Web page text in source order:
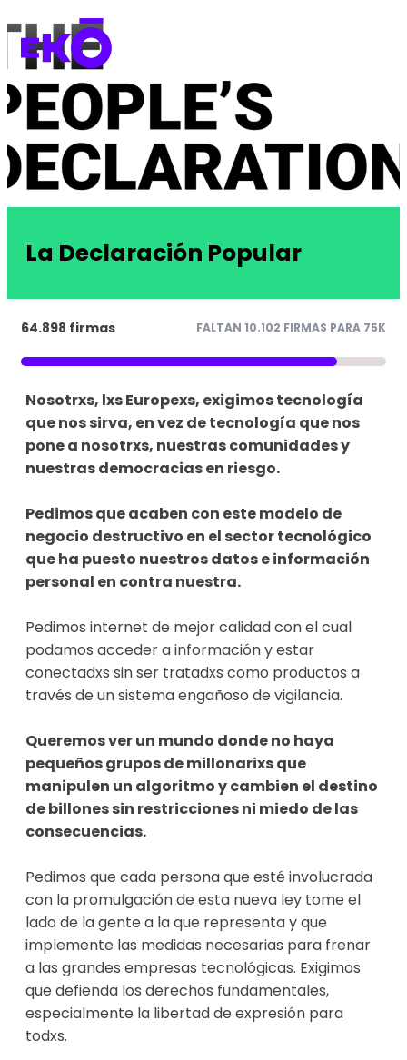
La Declaración Popular
64.898 firmas FALTAN 10.102 FIRMAS PARA 75K
Nosotrxs, lxs Europexs, exigimos tecnología
que nos sirva, en vez de tecnología que nos
pone a nosotrxs, nuestras comunidades y
nuestras democracias en riesgo.
Pedimos que acaben con este modelo de
negocio destructivo en el sector tecnológico
que ha puesto nuestros datos e información
personal en contra nuestra.
Pedimos internet de mejor calidad con el cual
podamos acceder a información y estar
conectadxs sin ser tratadxs como productos a
través de un sistema engañoso de vigilancia.
Queremos ver un mundo donde no haya
pequeños grupos de millonarixs que
manipulen un algoritmo y cambien el destino
de billones sin restricciones ni miedo de las
consecuencias.
Pedimos que cada persona que esté involucrada
con la promulgación de esta nueva ley tome el
lado de la gente a la que representa y que
implemente las medidas necesarias para frenar
a las grandes empresas tecnológicas. Exigimos
que defienda los derechos fundamentales,
especialmente la libertad de expresión para
todxs.